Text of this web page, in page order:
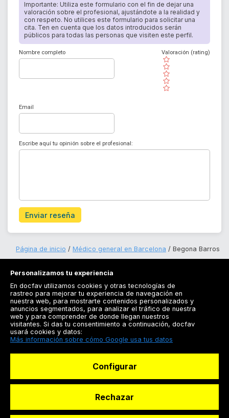
Importante: Utiliza este formulario con el fin de dejar una
valoración sobre el profesional, ajustándote a la realidad y
con respeto. No utilices este formulario para solicitar una
cita. Ten en cuenta que los datos introducidos serán
públicos para todas las personas que visiten este perfil.
Nombre completo
( )
( )
( )
( )
( )
Valoración (rating)
Email
Escribe aquí tu opinión sobre el profesional:
Enviar reseña
Página de inicio Médico general en Barcelona Begona Barros
Registrarse
Docfav
Personalizamos tu experiencia
En docfav utilizamos cookies y otras tecnologías de
rastreo para mejorar tu experiencia de navegación en
nuestra web, para mostrarte contenidos personalizados y
anuncios segmentados, para analizar el tráfico de nuestra
web y para comprender de donde llegan nuestros
visitantes. Si das tu consentimiento a continuación, docfav
usará cookies y datos:
Más información sobre cómo Google usa tus datos
Configurar
Rechazar